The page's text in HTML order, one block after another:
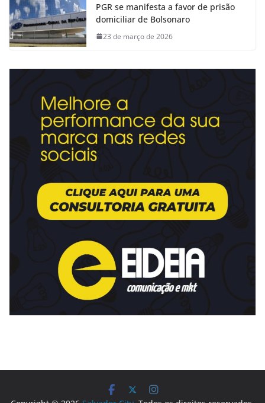
PGR se manifesta a favor de prisão
domiciliar de Bolsonaro
23 de março de 2026